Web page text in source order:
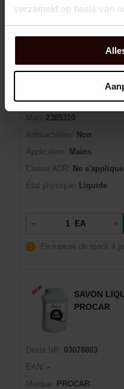
verzameld op basis van
SAVON
PROCAR
Dexis NR: 93030002
Marque: PROCAR
2385310
Antibactérien:
Non
Application:
Mains
Classe ADR:
Ne
État physique:
Liquide
EA
En rupture de stock 4
SAVON
PROCAR
Dexis NR:
03078803
EAN:
-
Marque:
PROCAR